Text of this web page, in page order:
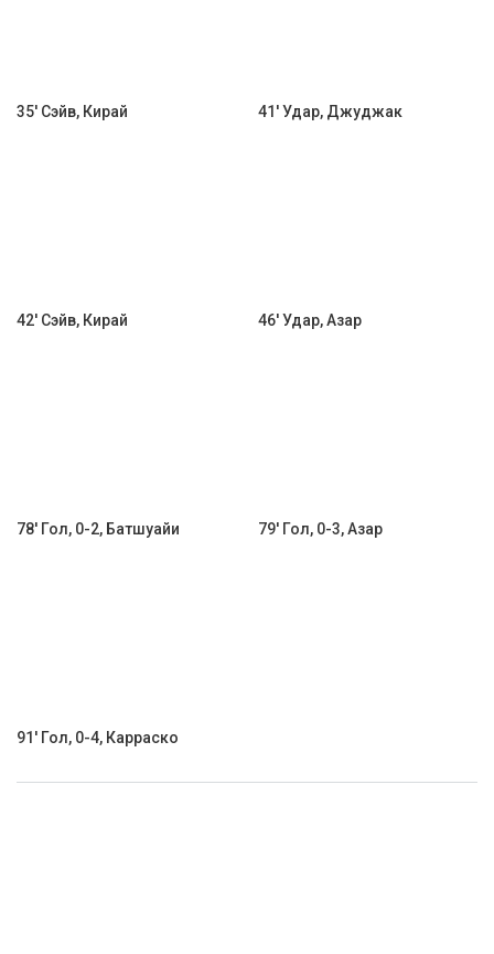
35' Сэйв, Кирай 41' Удар, Джуджак
42' Сэйв, Кирай 46' Удар, Азар
78' Гол, 0-2, Батшуайи 79' Гол, 0-3, Азар
91' Гол, 0-4, Карраско